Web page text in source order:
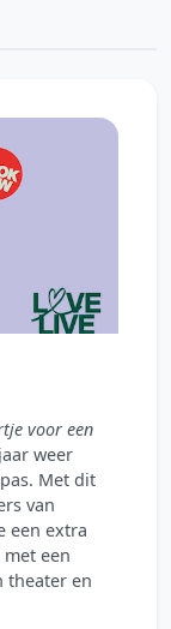
voor een
weer
Met dit
van
een extra
een
theater en